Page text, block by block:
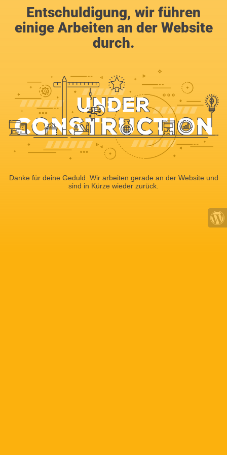
Entschuldigung, wir führen
einige Arbeiten an der Website
durch.
Danke für deine Geduld. Wir arbeiten gerade an der Website und
sind in Kürze wieder zurück.